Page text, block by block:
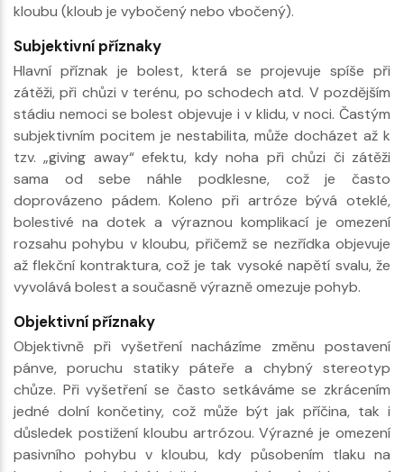
kloubu (kloub je vybočený nebo vbočený).
Subjektivní příznaky
Hlavní příznak je bolest, která se projevuje spíše při
zátěži, při chůzi v terénu, po schodech atd. V pozdějším
stádiu nemoci se bolest objevuje i v klidu, v noci. Častým
subjektivním pocitem je nestabilita, může docházet až k
tzv. „giving away“ efektu, kdy noha při chůzi či zátěži
sama od sebe náhle podklesne, což je často
doprovázeno pádem. Koleno při artróze bývá oteklé,
bolestivé na dotek a výraznou komplikací je omezení
rozsahu pohybu v kloubu, přičemž se nezřídka objevuje
až flekční kontraktura, což je tak vysoké napětí svalu, že
vyvolává bolest a současně výrazně omezuje pohyb.
Objektivní příznaky
Objektivně při vyšetření nacházíme změnu postavení
pánve, poruchu statiky páteře a chybný stereotyp
chůze. Při vyšetření se často setkáváme se zkrácením
jedné dolní končetiny, což může být jak příčina, tak i
důsledek postižení kloubu artrózou. Výrazné je omezení
pasivního pohybu v kloubu, kdy působením tlaku na